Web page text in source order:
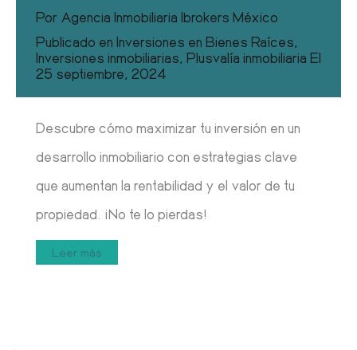
Por Agencia Inmobiliaria Ibrokers México
Publicado en Inversiones en Bienes Raíces,
Inversiones inmobiliarias, Plusvalía inmobiliaria El
25 septiembre, 2024
Descubre cómo maximizar tu inversión en un
desarrollo inmobiliario con estrategias clave
que aumentan la rentabilidad y el valor de tu
propiedad. ¡No te lo pierdas!
Leer más